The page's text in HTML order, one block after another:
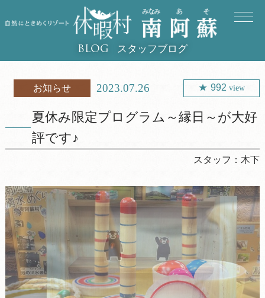
BLOG スタッフブログ
お知らせ 2023.07.26 992 view
夏休み限定プログラム～縁日～が大好
評です♪
スタッフ： 木下